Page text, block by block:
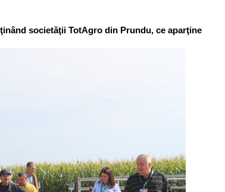
societăţii TotAgro din Prundu, ce aparţine